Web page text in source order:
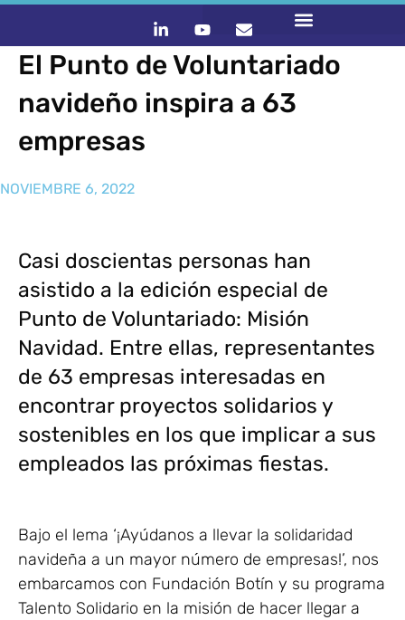
El Punto de Voluntariado
navideño inspira a 63
empresas
NOVIEMBRE 6, 2022
Casi doscientas personas han
asistido a la edición especial de
Punto de Voluntariado: Misión
Navidad. Entre ellas, representantes
de 63 empresas interesadas en
encontrar proyectos solidarios y
sostenibles en los que implicar a sus
empleados las próximas fiestas.
Bajo el lema ‘¡Ayúdanos a llevar la solidaridad
navideña a un mayor número de empresas!’, nos
embarcamos con Fundación Botín y su programa
Talento Solidario en la misión de hacer llegar a